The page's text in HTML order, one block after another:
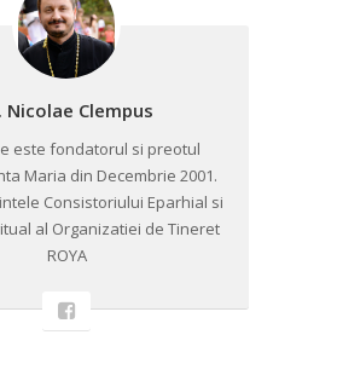
Nicolae Clempus
este fondatorul si preotul
Maria din Decembrie 2001.
Consistoriului Eparhial si
al Organizatiei de Tineret
ROYA